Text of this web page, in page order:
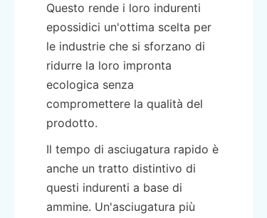
Questo rende i loro indurenti
epossidici un'ottima scelta per
le industrie che si sforzano di
ridurre la loro impronta
ecologica senza
compromettere la qualità del
prodotto.
Il tempo di asciugatura rapido è
anche un tratto distintivo di
questi indurenti a base di
ammine. Un'asciugatura più